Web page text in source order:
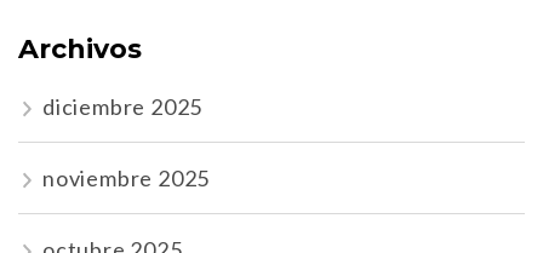
Archivos
diciembre 2025
noviembre 2025